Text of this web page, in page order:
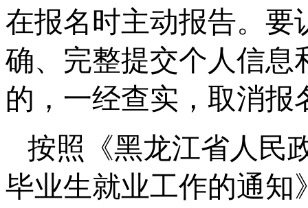
在报名时主动报告。要
确、完整提交个人信息
的，一经查实，取消报
按照《黑龙江省人民
毕业生就业工作的通知